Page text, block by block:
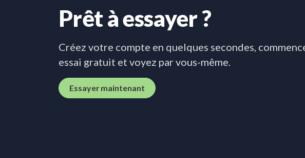
Prêt à essayer ?
Créez votre compte en quelques secondes,
essai gratuit et voyez par vous-même.
Essayer maintenant